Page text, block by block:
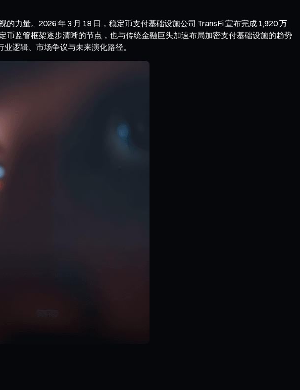
力量。2026 年 3 月 18 日，稳定币支付基础设施公司 TransFi 宣布完成 1,920 万
监管框架逐步清晰的节点，也与传统金融巨头加速布局加密支付基础设施的趋势
逻辑、市场争议与未来演化路径。